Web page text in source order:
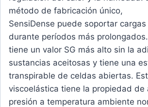
método de fabricación único,
SensiDense puede soportar
durante períodos más
tiene un valor SG más alto sin la
sustancias aceitosas y tiene una
transpirable de celdas abiertas.
viscoelástica tiene la propiedad de
presión a temperatura ambiente